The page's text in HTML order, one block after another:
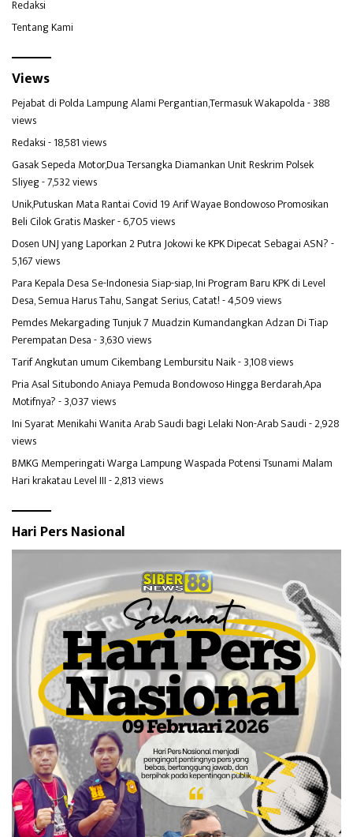
Redaksi
Tentang Kami
Views
Pejabat di Polda Lampung Alami Pergantian,Termasuk Wakapolda- 388
views
Redaksi- 18,581 views
Gasak Sepeda Motor,Dua Tersangka Diamankan Unit Reskrim Polsek
Sliyeg- 7,532 views
Unik,Putuskan Mata Rantai Covid 19 Arif Wayae Bondowoso Promosikan
Beli Cilok Gratis Masker- 6,705 views
Dosen UNJ yang Laporkan 2 Putra Jokowi ke KPK Dipecat Sebagai ASN?-
5,167 views
Para Kepala Desa Se-Indonesia Siap-siap, Ini Program Baru KPK di Level
Desa, Semua Harus Tahu, Sangat Serius, Catat!- 4,509 views
Pemdes Mekargading Tunjuk 7 Muadzin Kumandangkan Adzan Di Tiap
Perempatan Desa- 3,630 views
Tarif Angkutan umum Cikembang Lembursitu Naik- 3,108 views
Pria Asal Situbondo Aniaya Pemuda Bondowoso Hingga Berdarah,Apa
Motifnya?- 3,037 views
Ini Syarat Menikahi Wanita Arab Saudi bagi Lelaki Non-Arab Saudi- 2,928
views
BMKG Memperingati Warga Lampung Waspada Potensi Tsunami Malam
Hari krakatau Level III- 2,813 views
Hari Pers Nasional